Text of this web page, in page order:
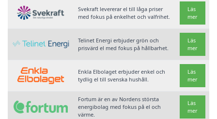
Svekraft levererar el till låga priser
med fokus på enkelhet och valfrihet.
Läs
mer
Telinet Energi erbjuder grön och
prisvärd el med fokus på hållbarhet.
Läs
mer
Enkla Elbolaget erbjuder enkel och
tydlig el till svenska hushåll.
Läs
mer
Fortum är en av Nordens största
energibolag med fokus på el och
värme.
Läs
mer